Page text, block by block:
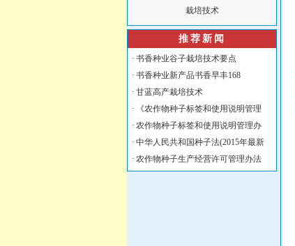
栽培技术
推荐新闻
· 书香种业谷子栽培技术要点
· 书香种业新产品书香早丰168
· 甘蓝高产栽培技术
·
《农作物种子标签和使用说明管理
· 农作物种子标签和使用说明管理办
· 中华人民共和国种子法(2015年最新
· 农作物种子生产经营许可管理办法